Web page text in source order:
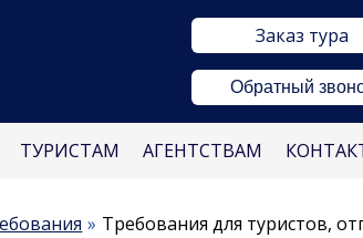
Заказ тура
Обратный
ТУРИСТАМ АГЕНТСТВАМ
Требования для туристов,